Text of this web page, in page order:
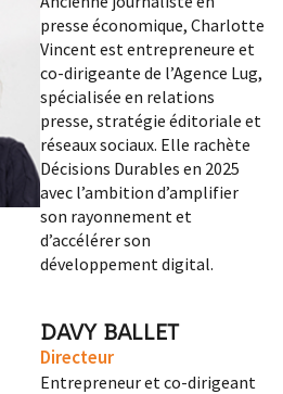
presse économique, Charlotte
Vincent est entrepreneure et
co-dirigeante de l’Agence Lug,
spécialisée en relations
presse, stratégie éditoriale et
réseaux sociaux. Elle rachète
Décisions Durables en 2025
avec l’ambition d’amplifier
son rayonnement et
d’accélérer son
développement digital.
DAVY BALLET
Directeur
Entrepreneur et co-dirigeant